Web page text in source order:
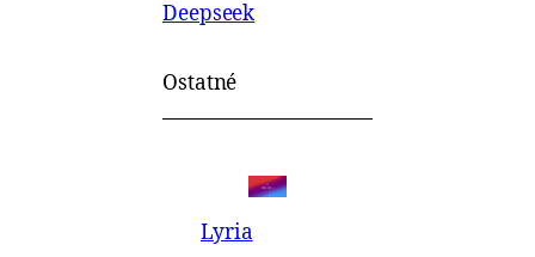
Deepseek
Ostatné
Lyria